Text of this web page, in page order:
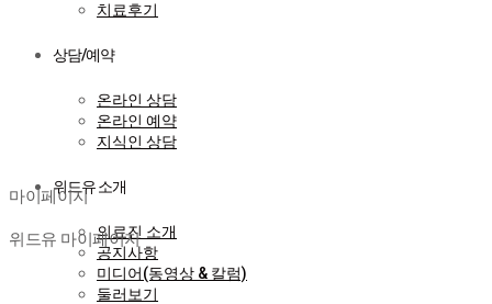
치료후기
상담/예약
온라인 상담
온라인 예약
지식인 상담
위드유 소개
의료진 소개
공지사항
미디어(동영상 & 칼럼)
둘러보기
마이페이지
마이페이지
위드유 마이페이지